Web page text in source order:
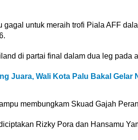
untuk meraih trofi Piala AFF
di partai final dalam dua leg pada
Juara, Wali Kota Palu Bakal Gelar
membungkam Skuad Gajah
Rizky Pora dan Hansamu